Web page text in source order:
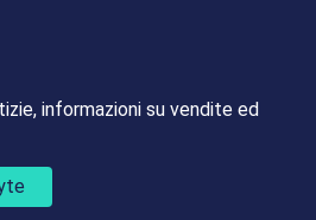
informazioni su vendite ed